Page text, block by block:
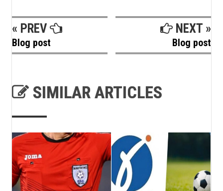
« PREV
Blog post
NEXT »
Blog post
SIMILAR ARTICLES